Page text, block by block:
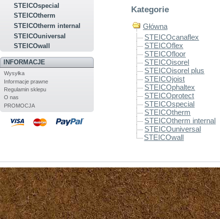
STEICOspecial
STEICOtherm
STEICOtherm internal
STEICOuniversal
STEICOwall
INFORMACJE
Wysyłka
Informacje prawne
Regulamin sklepu
O nas
PROMOCJA
Kategorie
Główna
STEICOcanaflex
STEICOflex
STEICOfloor
STEICOisorel
STEICOisorel plus
STEICOjoist
STEICOphaltex
STEICOprotect
STEICOspecial
STEICOtherm
STEICOtherm internal
STEICOuniversal
STEICOwall